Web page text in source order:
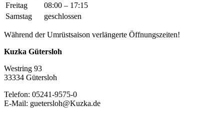
Freitag
08:00 – 17:15
Samstag
geschlossen
Während der Umrüstsaison verlängerte Öffnungszeiten!
Kuzka Gütersloh
Westring 93
33334 Gütersloh
Telefon: 05241-9575-0
E-Mail: guetersloh@Kuzka.de